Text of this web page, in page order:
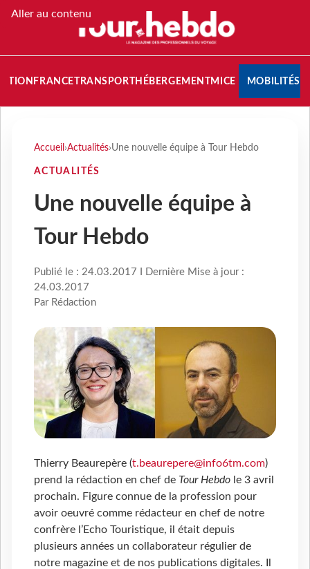
Aller au contenu
FRANCETRANSPORT HÉBERGEMENTMICE MOBILITÉS
Accueil ›Actualités›Une nouvelle équipe à Tour Hebdo
ACTUALITÉS
Une nouvelle équipe à
Tour Hebdo
Publié le : 24.03.2017 I Dernière Mise à jour :
24.03.2017
Par Rédaction
Thierry Beaurepère (t.beaurepere@info6tm.com)
prend la rédaction en chef de Tour Hebdo le 3 avril
prochain. Figure connue de la profession pour
avoir oeuvré comme rédacteur en chef de notre
confrère l’Echo Touristique, il était depuis
plusieurs années un collaborateur régulier de
notre magazine et de nos publications digitales. Il